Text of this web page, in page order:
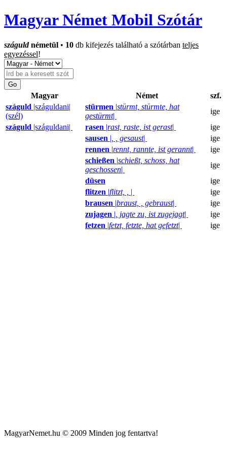
Magyar Német Mobil Szótár
száguldnémetül • 10 db kifejezés található a szótárban teljes
egyezéssel!
Magyar Német
szf.
száguld |száguldani|
(szél)
stürmen |stürmt, stürmte, hat
gestürmt|
ige
száguld |száguldani| rasen |rast, raste, ist gerast|
ige
sausen | , , gesaust|
ige
rennen |rennt, rannte, ist gerannt|
ige
schießen |schießt, schoss, hat
geschossen|
ige
düsen
ige
flitzen |flitzt, , |
ige
brausen |braust, , gebraust|
ige
zujagen | , jagte zu, ist zugejagt|
ige
fetzen |fetzt, fetzte, hat gefetzt| ige
MagyarNemet.hu © 2009 Minden jog fentartva!